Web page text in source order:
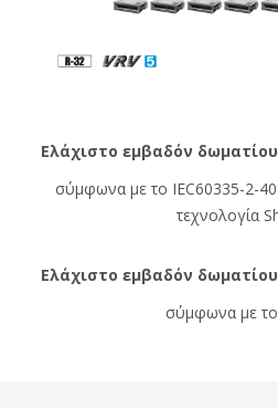
Ελάχιστο εμβαδόν
σύμφωνα με το IEC60335-2-40
τεχνολογία
Ελάχιστο εμβαδόν
σύμφωνα με